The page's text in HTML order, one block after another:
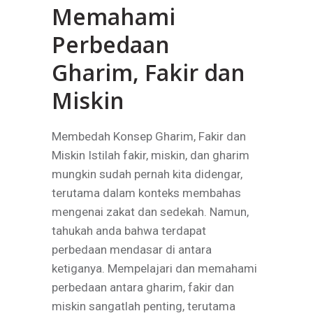
Memahami
Perbedaan
Gharim, Fakir dan
Miskin
Membedah Konsep Gharim, Fakir dan
Miskin Istilah fakir, miskin, dan gharim
mungkin sudah pernah kita didengar,
terutama dalam konteks membahas
mengenai zakat dan sedekah. Namun,
tahukah anda bahwa terdapat
perbedaan mendasar di antara
ketiganya. Mempelajari dan memahami
perbedaan antara gharim, fakir dan
miskin sangatlah penting, terutama